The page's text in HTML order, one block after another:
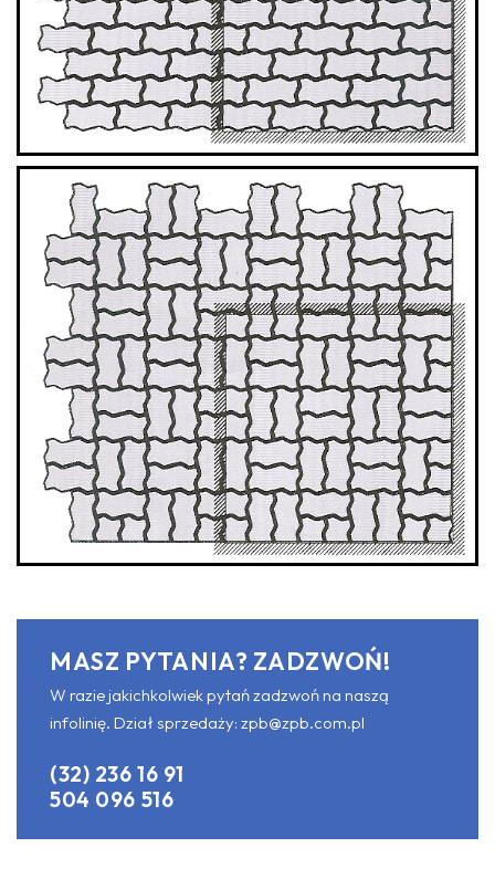
MASZ PYTANIA? ZADZWOŃ!
W razie jakichkolwiek pytań zadzwoń na naszą
infolinię. Dział sprzedaży: zpb@zpb.com.pl
(32) 236 16 91
504 096 516